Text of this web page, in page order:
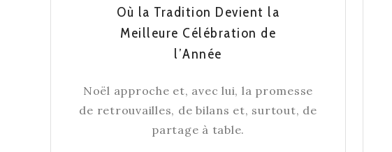
Où la Tradition Devient la
Meilleure Célébration de
l’Année
Noël approche et, avec lui, la promesse
de retrouvailles, de bilans et, surtout, de
partage à table.